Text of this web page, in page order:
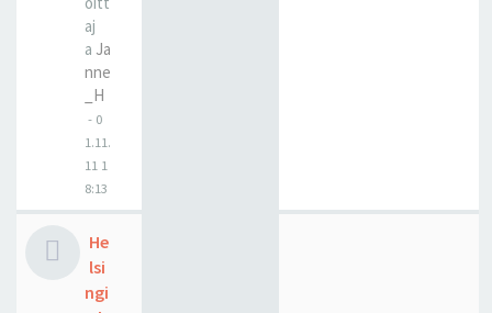
aj
a Ja
nne
_H
- 0
1.11.
11 1
8:13
He
lsi
ngi